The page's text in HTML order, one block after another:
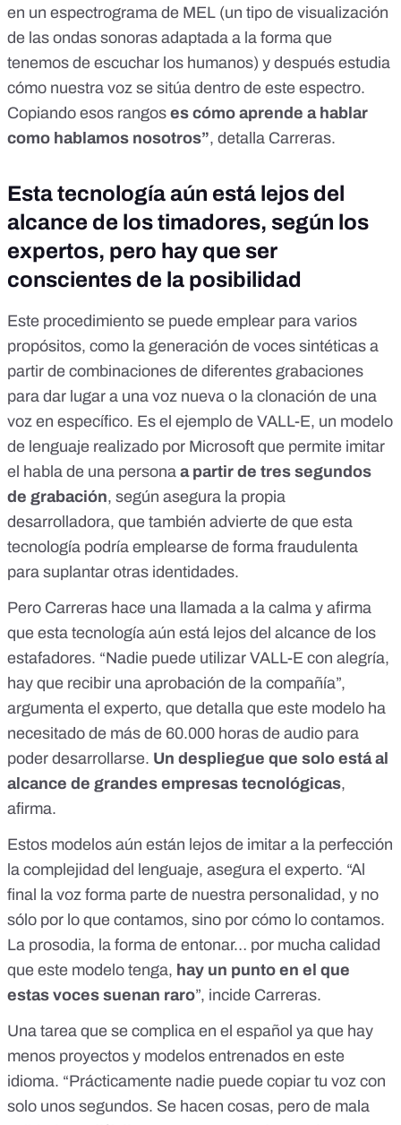
en un espectrograma de MEL (un tipo de visualización
de las ondas sonoras adaptada a la forma que
tenemos de escuchar los humanos) y después estudia
cómo nuestra voz se sitúa dentro de este espectro.
Copiando esos rangos es cómo aprende a hablar
como hablamos nosotros”, detalla Carreras.
Esta tecnología aún está lejos del
alcance de los timadores, según los
expertos, pero hay que ser
conscientes de la posibilidad
Este procedimiento se puede emplear para varios
propósitos, como la generación de voces sintéticas a
partir de combinaciones de diferentes grabaciones
para dar lugar a una voz nueva o la clonación de una
voz en específico. Es el ejemplo de VALL-E, un modelo
de lenguaje realizado por Microsoft que permite imitar
el habla de una persona a partir de tres segundos
de grabación, según asegura la propia
desarrolladora, que también advierte de que esta
tecnología podría emplearse de forma fraudulenta
para suplantar otras identidades.
Pero Carreras hace una llamada a la calma y afirma
que esta tecnología aún está lejos del alcance de los
estafadores. “Nadie puede utilizar VALL-E con alegría,
hay que recibir una aprobación de la compañía”,
argumenta el experto, que detalla que este modelo ha
necesitado de más de 60.000 horas de audio para
poder desarrollarse. Un despliegue que solo está al
alcance de grandes empresas tecnológicas,
afirma.
Estos modelos aún están lejos de imitar a la perfección
la complejidad del lenguaje, asegura el experto. “Al
final la voz forma parte de nuestra personalidad, y no
sólo por lo que contamos, sino por cómo lo contamos.
La prosodia, la forma de entonar… por mucha calidad
que este modelo tenga, hay un punto en el que
estas voces suenan raro”, incide Carreras.
Una tarea que se complica en el español ya que hay
menos proyectos y modelos entrenados en este
idioma. “Prácticamente nadie puede copiar tu voz con
solo unos segundos. Se hacen cosas, pero de mala